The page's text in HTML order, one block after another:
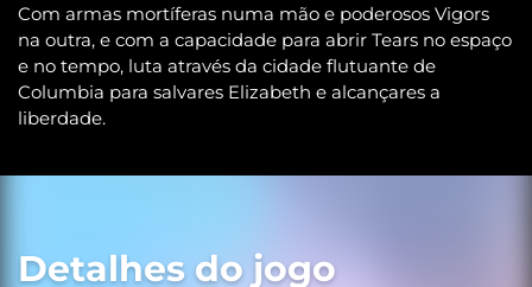
Com armas mortíferas numa mão e poderosos Vigors
na outra, e com a capacidade para abrir Tears no espaço
e no tempo, luta através da cidade flutuante de
Columbia para salvares Elizabeth e alcançares a
liberdade.
Detalhes do jogo